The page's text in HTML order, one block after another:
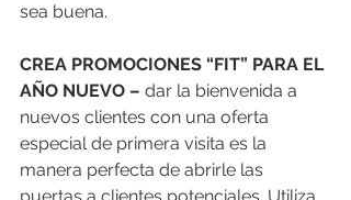
sea buena.
CREA PROMOCIONES “FIT” PARA EL
AÑO NUEVO – dar la bienvenida a
nuevos clientes con una oferta
especial de primera visita es la
manera perfecta de abrirle las